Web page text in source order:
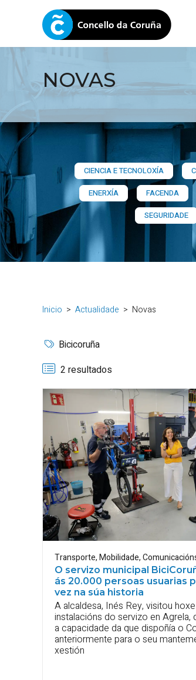
NOVAS
CIENCIA E TECNOLOXÍA
ENERXÍA
FACENDA
SEGURIDADE
Inicio Actualidade Novas
Bicicoruña
2 resultados
Transporte,Mobilidade,
O servizo municipal
ás 20.000 persoas usuarias
vez na súa historia
A alcaldesa, Inés Rey, visitou
instalacións do servizo en Agrela,
a capacidade da que dispoñía o
anteriormente para o seu
xestión